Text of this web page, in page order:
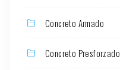
Concreto Armado
Concreto Presforzado